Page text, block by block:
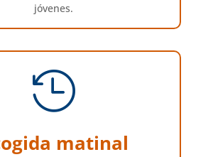
jóvenes.

matinal